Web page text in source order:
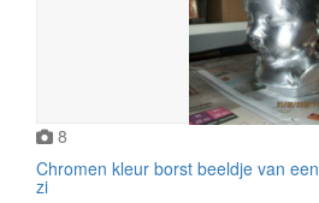
8
Chromen kleur borst beeldje van
zi